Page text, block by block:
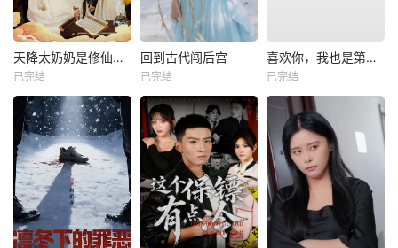
天降太奶奶是修仙老祖
已完结
回到古代闯后宫
已完结
喜欢你，我也是第一部
已完结